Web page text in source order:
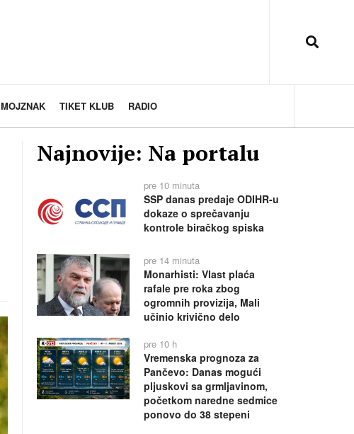
MOJZNAK TIKET KLUB RADIO
Najnovije: Na portalu
pre 10 minuta
SSP danas predaje ODIHR-u
dokaze o sprečavanju
kontrole biračkog spiska
pre 14 minuta
Monarhisti: Vlast plaća
rafale pre roka zbog
ogromnih provizija, Mali
učinio krivično delo
pre 10 h
Vremenska prognoza za
Pančevo: Danas mogući
pljuskovi sa grmljavinom,
početkom naredne sedmice
ponovo do 38 stepeni